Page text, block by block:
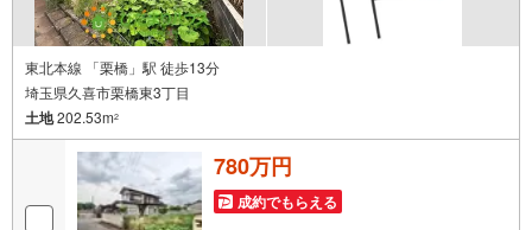
東北本線 「栗橋」駅 徒歩13分
埼玉県久喜市栗橋東3丁目
土地202.53m2
780万円
成約でもらえる